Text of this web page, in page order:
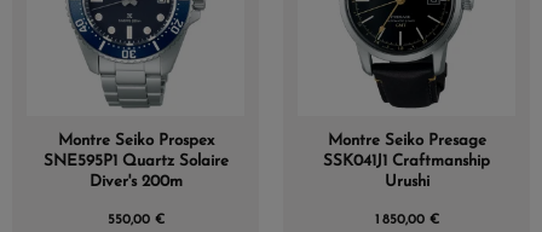
Montre Seiko Prospex
SNE595P1 Quartz Solaire
Diver's 200m
550,00 €
Montre Seiko Presage
SSK041J1 Craftmanship
Urushi
1 850,00 €